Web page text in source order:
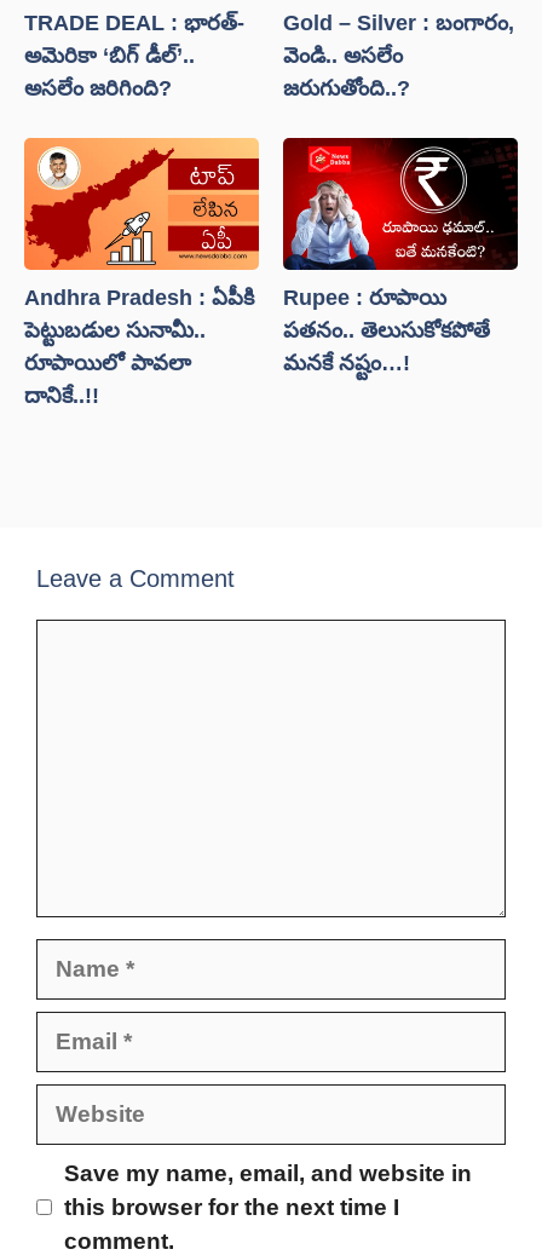
TRADE DEAL : భారత్-
అమెరికా ‘బిగ్ డీల్’..
అసలేం జరిగింది?
Gold – Silver : బంగారం,
వెండి.. అసలేం
జరుగుతోంది..?
Andhra Pradesh : ఏపీకి
పెట్టుబడుల సునామీ..
రూపాయిలో పావలా
దానికే..!!
Rupee : రూపాయి
పతనం.. తెలుసుకోకపోతే
మనకే నష్టం…!
Leave a Comment
Website
Save my name, email, and website in
this browser for the next time I
comment.